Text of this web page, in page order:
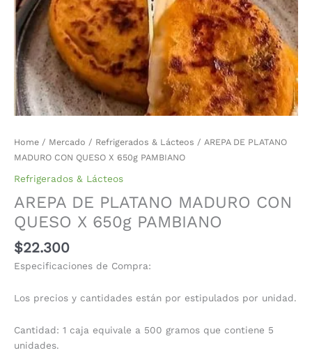
Home / Mercado / Refrigerados & Lácteos / AREPA DE PLATANO
MADURO CON QUESO X 650g PAMBIANO
Refrigerados & Lácteos
AREPA DE PLATANO MADURO CON
QUESO X 650g PAMBIANO
$22.300
Especificaciones de Compra:
Los precios y cantidades están por estipulados por unidad.
Cantidad: 1 caja equivale a 500 gramos que contiene 5
unidades.